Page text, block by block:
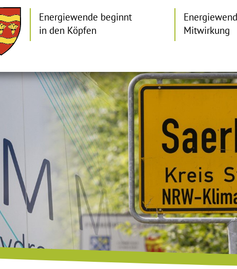
Energiewende beginnt
in den Köpfen
Mitwirkung